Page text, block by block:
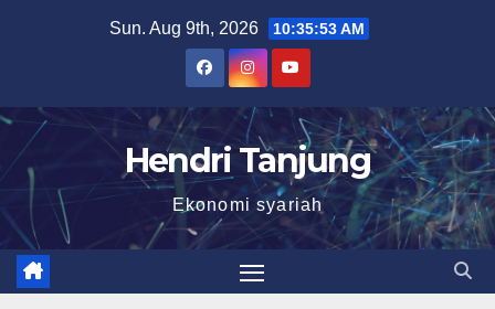
Sun. Aug 9th, 2026 10:35:54 AM
Hendri Tanjung
Ekonomi syariah